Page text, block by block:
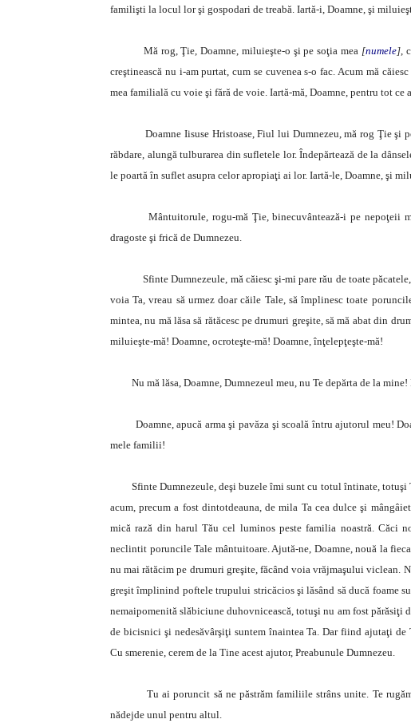
familişti la locul lor şi gospodari de treabă. Iartă-i, Doamne, şi
Mă rog, Ţie, Doamne, miluieşte-o şi pe soţia mea [numele],
creştinească nu i-am purtat, cum se cuvenea s-o fac. Acum mă
mea familială cu voie şi fără de voie. Iartă-mă, Doamne, pentru tot ce
Doamne Iisuse Hristoase, Fiul lui Dumnezeu, mă rog Ţie şi
răbdare, alungă tulburarea din sufletele lor. Îndepărtează de la
le poartă în suflet asupra celor apropiaţi ai lor. Iartă-le, Doamne, şi
Mântuitorule, rogu-mă Ţie, binecuvântează-i pe nepoţeii
dragoste şi frică de Dumnezeu.
Sfinte Dumnezeule, mă căiesc şi-mi pare rău de toate păcatele,
voia Ta, vreau să urmez doar căile Tale, să împlinesc toate
mintea, nu mă lăsa să rătăcesc pe drumuri greşite, să mă abat din
miluieşte-mă! Doamne, ocroteşte-mă! Doamne, înţelepţeşte-mă!
Nu mă lăsa, Doamne, Dumnezeul meu, nu Te depărta de la
Doamne, apucă arma şi pavăza şi scoală întru ajutorul meu!
mele familii!
Sfinte Dumnezeule, deşi buzele îmi sunt cu totul întinate, totuşi
acum, precum a fost dintotdeauna, de mila Ta cea dulce şi
mică rază din harul Tău cel luminos peste familia noastră. Căci
neclintit poruncile Tale mântuitoare. Ajută-ne, Doamne, nouă la
nu mai rătăcim pe drumuri greşite, făcând voia vrăjmaşului viclean.
greşit împlinind poftele trupului stricăcios şi lăsând să ducă foame
nemaipomenită slăbiciune duhovnicească, totuşi nu am fost părăsiţi
de bicisnici şi nedesăvârşiţi suntem înaintea Ta. Dar fiind ajutaţi
Cu smerenie, cerem de la Tine acest ajutor, Preabunule Dumnezeu.
Tu ai poruncit să ne păstrăm familiile strâns unite. Te rugăm,
nădejde unul pentru altul.